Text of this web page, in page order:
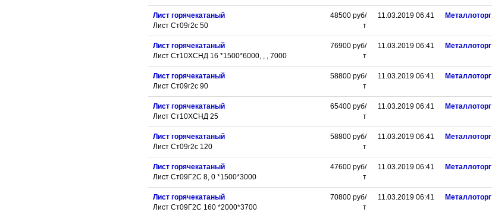
Лист горячекатаный
Лист Ст09г2с 50
48500 руб/
т
11.03.2019 06:41 Металлоторг
Лист горячекатаный
Лист Ст10ХСНД 16 *1500*6000, , , 7000
76900 руб/
т
11.03.2019 06:41 Металлоторг
Лист горячекатаный
Лист Ст09г2с 90
58800 руб/
т
11.03.2019 06:41 Металлоторг
Лист горячекатаный
Лист Ст10ХСНД 25
65400 руб/
т
11.03.2019 06:41 Металлоторг
Лист горячекатаный
Лист Ст09г2с 120
58800 руб/
т
11.03.2019 06:41 Металлоторг
Лист горячекатаный
Лист Ст09Г2С 8, 0 *1500*3000
47600 руб/
т
11.03.2019 06:41 Металлоторг
Лист горячекатаный
Лист Ст09Г2С 160 *2000*3700
70800 руб/
т
11.03.2019 06:41 Металлоторг